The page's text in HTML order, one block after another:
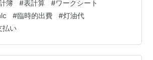
大きな出費がありました。暖房を使う
ムタンクに灯油を満タンに補充しても
円)と住居費に区分した植木屋さん
円)が大きいです。その分だけ支出が
は年金月額を超えましたので、年金口
簿 #表計算 #ワークシート
#臨時的出費 #灯油代
払い